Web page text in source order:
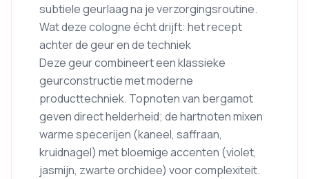
subtiele geurlaag na je verzorgingsroutine.
Wat deze cologne écht drijft: het recept
achter de geur en de techniek
Deze geur combineert een klassieke
geurconstructie met moderne
producttechniek. Topnoten van bergamot
geven direct helderheid; de hartnoten mixen
warme specerijen (kaneel, saffraan,
kruidnagel) met bloemige accenten (violet,
jasmijn, zwarte orchidee) voor complexiteit.